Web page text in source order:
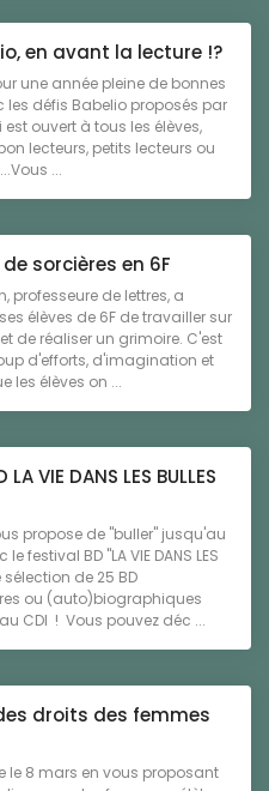
en avant la lecture !?
une année pleine de bonnes
les défis Babelio proposés par
est ouvert à tous les élèves,
lecteurs, petits lecteurs ou
...
sorcières en 6F
professeure de lettres, a
élèves de 6F de travailler sur
de réaliser un grimoire. C'est
d'efforts, d'imagination et
les élèves on ...
VIE DANS LES BULLES
propose de "buller" jusqu'au
festival BD "LA VIE DANS LES
sélection de 25 BD
ou (auto)biographiques
CDI ! Vous pouvez déc ...
droits des femmes
le 8 mars en vous proposant